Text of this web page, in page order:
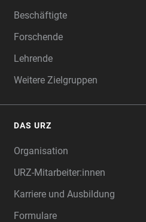
Beschäftigte
Forschende
Lehrende
Weitere Zielgruppen
DAS URZ
Organisation
URZ-Mitarbeiter:innen
Karriere und Ausbildung
Formulare